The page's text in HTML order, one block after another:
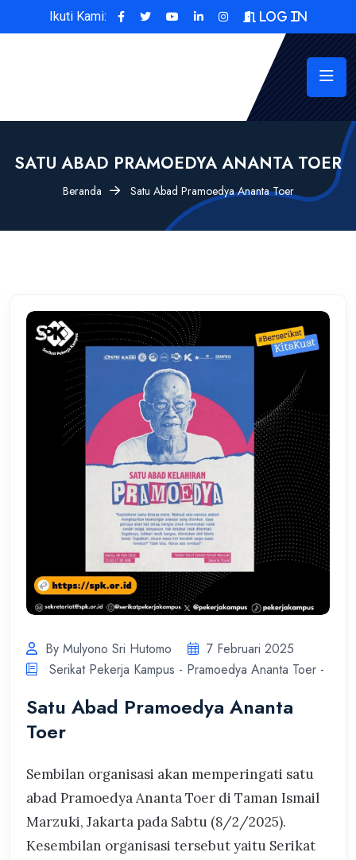
Ikuti Kami: Log In
SATU ABAD PRAMOEDYA ANANTA TOER
Beranda Satu Abad Pramoedya Ananta Toer
By Mulyono Sri Hutomo
7 Februari 2025
Serikat Pekerja Kampus - Pramoedya Ananta Toer -
Satu Abad Pramoedya Ananta
Toer
Sembilan organisasi akan memperingati satu
abad Pramoedya Ananta Toer di Taman Ismail
Marzuki, Jakarta pada Sabtu (8/2/2025).
Kesembilan organisasi tersebut yaitu Serikat